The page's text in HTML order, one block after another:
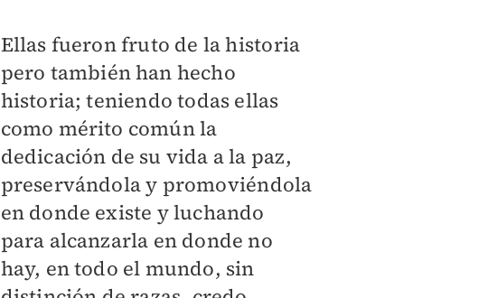
Ellas fueron fruto de la historia
pero también han hecho
historia; teniendo todas ellas
como mérito común la
dedicación de su vida a la paz,
preservándola y promoviéndola
en donde existe y luchando
para alcanzarla en donde no
hay, en todo el mundo, sin